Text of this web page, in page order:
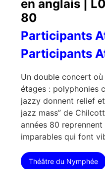
en anglais |
80
Participants
Participants
Un double concert
étages : polyphonies
jazzy donnent relief
jazz mass” de
années 80
imparables qui font
Théâtre du Nymphée